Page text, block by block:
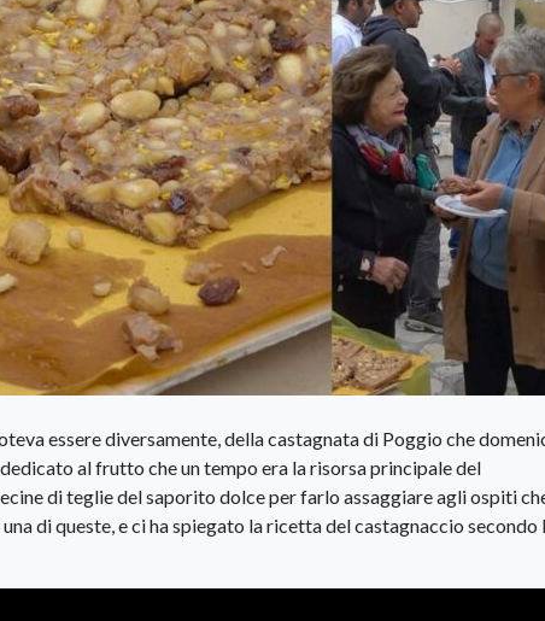
essere diversamente, della castagnata di Poggio che
al frutto che un tempo era la risorsa principale del
di teglie del saporito dolce per farlo assaggiare agli ospiti
di queste, e ci ha spiegato la ricetta del castagnaccio secondo